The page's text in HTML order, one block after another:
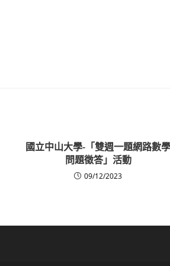
國立中山大學-「雙週一題網路數
問題徵答」活動
09/12/2023